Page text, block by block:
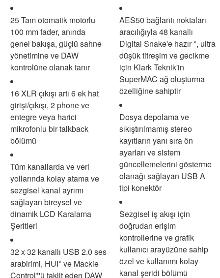
25 Tam otomatik motorlu
100 mm fader, anında
genel bakışa, güçlü sahne
yönetimine ve DAW
kontrolüne olanak tanır
16 XLR çıkışı artı 6 ek hat
girişi/çıkışı, 2 phone ve
entegre veya harici
mikrofonlu bir talkback
bölümü
Tüm kanallarda ve veri
yollarında kolay atama ve
sezgisel kanal ayrımı
sağlayan bireysel ve
dinamik LCD Karalama
Şeritleri
32 x 32 kanallı USB 2.0 ses
arabirimi, HUI* ve Mackie
Control*'ü taklit eden DAW
AES50 bağlantı noktaları
aracılığıyla 48 kanallı
Digital Snake'e hazır *, ultra
düşük titreşim ve gecikme
için Klark Teknik'in
SuperMAC ağ oluşturma
özelliğine sahiptir
Dosya depolama ve
sıkıştırılmamış stereo
kayıtların yanı sıra ön
ayarları ve sistem
güncellemelerini gösterme
olanağı sağlayan USB A
tipi konektör
Sezgisel iş akışı için
doğrudan erişim
kontrollerine ve grafik
kullanıcı arayüzüne sahip
özel ve kullanımı kolay
kanal şeridi bölümü